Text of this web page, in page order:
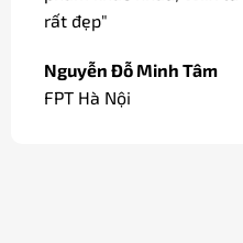
rất đẹp"
Nguyễn Đỗ Minh Tâm
FPT Hà Nội